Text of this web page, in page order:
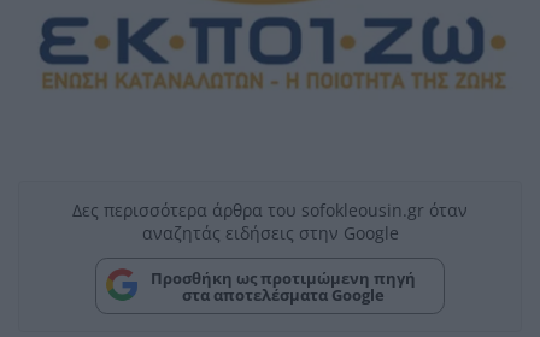
Δες περισσότερα άρθρα του sofokleousin.gr όταν
αναζητάς ειδήσεις στην Google
Προσθήκη ως προτιμώμενη πηγή
στα αποτελέσματα Google